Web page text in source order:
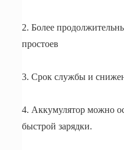
2. Более
простоев
3. Срок службы и
4. Аккумулятор можно
быстрой зарядки.